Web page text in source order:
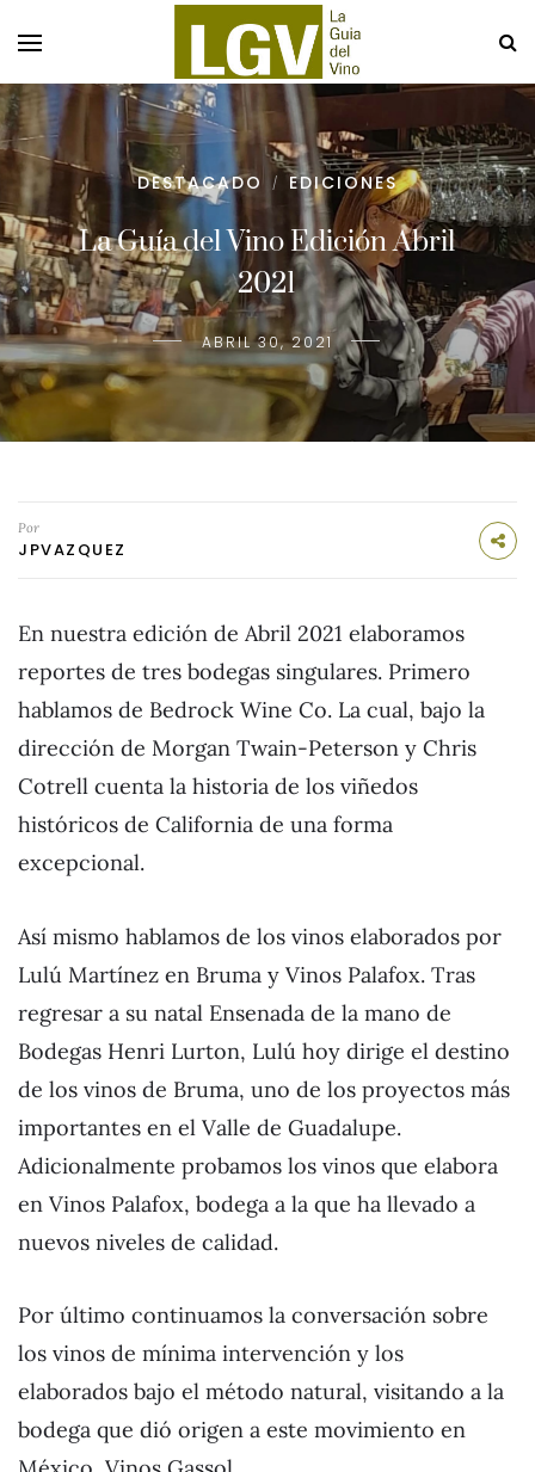
DESTACADO / EDICIONES
La Guía del Vino Edición Abril
2021
ABRIL 30, 2021
Por
JPVAZQUEZ
En nuestra edición de Abril 2021 elaboramos
reportes de tres bodegas singulares. Primero
hablamos de Bedrock Wine Co. La cual, bajo la
dirección de Morgan Twain-Peterson y Chris
Cotrell cuenta la historia de los viñedos
históricos de California de una forma
excepcional.
Así mismo hablamos de los vinos elaborados por
Lulú Martínez en Bruma y Vinos Palafox. Tras
regresar a su natal Ensenada de la mano de
Bodegas Henri Lurton, Lulú hoy dirige el destino
de los vinos de Bruma, uno de los proyectos más
importantes en el Valle de Guadalupe.
Adicionalmente probamos los vinos que elabora
en Vinos Palafox, bodega a la que ha llevado a
nuevos niveles de calidad.
Por último continuamos la conversación sobre
los vinos de mínima intervención y los
elaborados bajo el método natural, visitando a la
bodega que dió origen a este movimiento en